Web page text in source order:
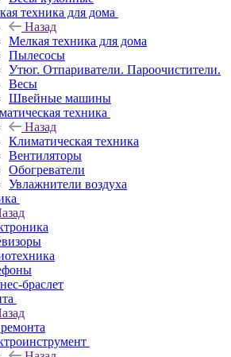
техника для дома
Назад
Мелкая техника для дома
Пылесосы
Утюг. Отпариватели. Пароочистители.
Весы
Швейные машины
техника
Назад
Климатическая техника
Вентиляторы
Обогреватели
Увлажнители воздуха
браслет